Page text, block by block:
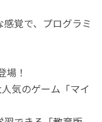
覚で、プログラミ
！
気のゲーム「マイ